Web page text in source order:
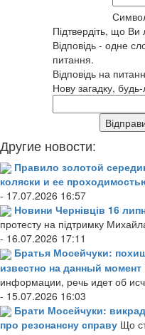
Підтвердіть, що
Відповідь - одне
питання.
Відповідь на
Нову загадку,
Другие новости:
Правило золотой
коляски и ее
- 17.07.2026 16:57
Новини Чернівців 16
протесту на підтримку
- 16.07.2026 17:11
Братья Мосейчуки:
известно на данный момент
информации, речь идет об
- 15.07.2026 16:03
Брати Мосейчуки:
про резонансну справу Що